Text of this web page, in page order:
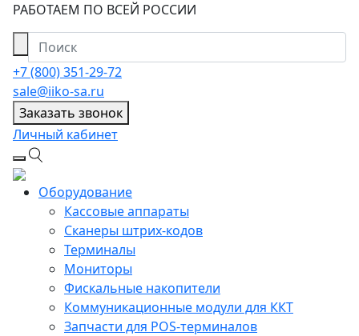
РАБОТАЕМ ПО ВСЕЙ РОССИИ
+7 (800) 351-29-72
sale@iiko-sa.ru
Заказать звонок
Личный кабинет
Оборудование
Кассовые аппараты
Сканеры штрих-кодов
Терминалы
Мониторы
Фискальные накопители
Коммуникационные модули для ККТ
Запчасти для POS-терминалов